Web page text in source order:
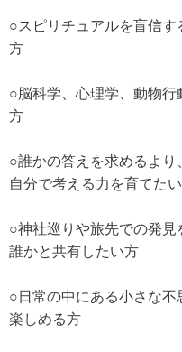
○スピリチュアルを盲信
方
○脳科学、心理学、動物
方
○誰かの答えを求めるより
自分で考える力を育てた
○神社巡りや旅先での発見
誰かと共有したい方
○日常の中にある小さな不
楽しめる方